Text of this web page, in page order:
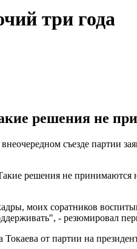
три года
решения не
съезде партии
решения не
моих соратников
- резюмировал
от партии на